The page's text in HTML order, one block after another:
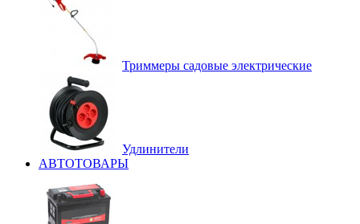
Триммеры садовые электрические
Удлинители
АВТОТОВАРЫ